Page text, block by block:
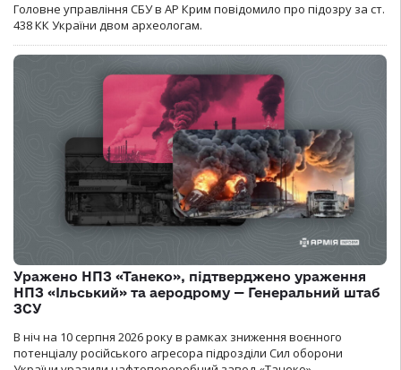
Головне управління СБУ в АР Крим повідомило про підозру за ст.
438 КК України двом археологам.
Уражено НПЗ «Танеко», підтверджено ураження
НПЗ «Ільський» та аеродрому — Генеральний штаб
ЗСУ
В ніч на 10 серпня 2026 року в рамках зниження воєнного
потенціалу російського агресора підрозділи Сил оборони